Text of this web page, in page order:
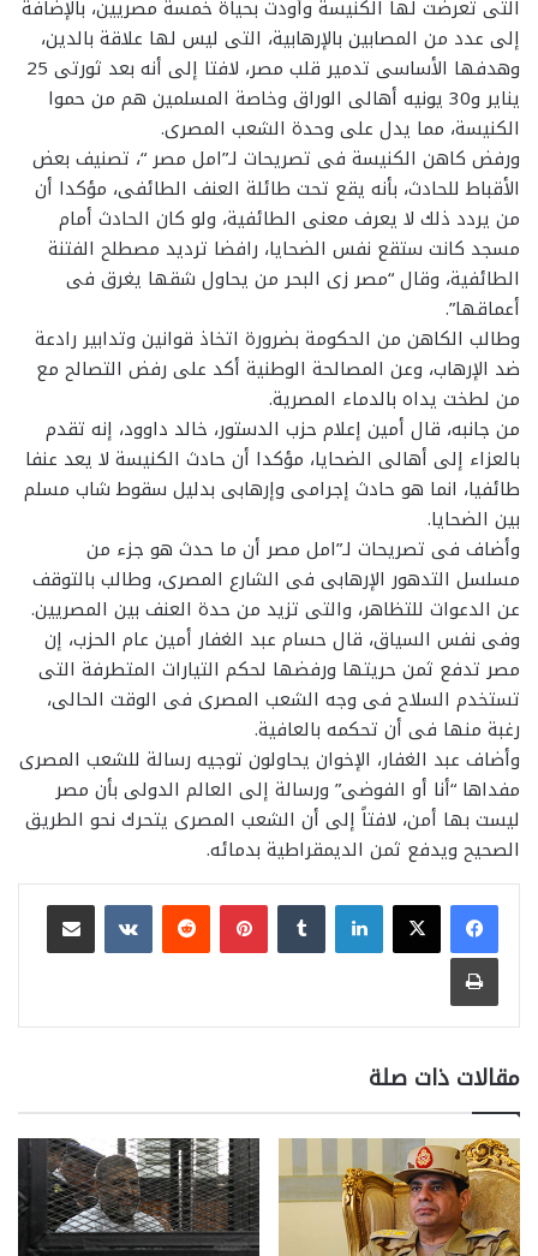
التى تعرضت لها الكنيسة وأودت بحياة خمسة مصريين، بالإضافة
إلى عدد من المصابين بالإرهابية، التى ليس لها علاقة بالدين،
وهدفها الأساسى تدمير قلب مصر، لافتا إلى أنه بعد ثورتى 25
يناير و30 يونيه أهالى الوراق وخاصة المسلمين هم من حموا
الكنيسة، مما يدل على وحدة الشعب المصرى.
ورفض كاهن الكنيسة فى تصريحات لـ”امل مصر “، تصنيف بعض
الأقباط للحادث، بأنه يقع تحت طائلة العنف الطائفى، مؤكدا أن
من يردد ذلك لا يعرف معنى الطائفية، ولو كان الحادث أمام
مسجد كانت ستقع نفس الضحايا، رافضا ترديد مصطلح الفتنة
الطائفية، وقال “مصر زى البحر من يحاول شقها يغرق فى
أعماقها”.
وطالب الكاهن من الحكومة بضرورة اتخاذ قوانين وتدابير رادعة
ضد الإرهاب، وعن المصالحة الوطنية أكد على رفض التصالح مع
من لطخت يداه بالدماء المصرية.
من جانبه، قال أمين إعلام حزب الدستور، خالد داوود، إنه تقدم
بالعزاء إلى أهالى الضحايا، مؤكدا أن حادث الكنيسة لا يعد عنفا
طائفيا، انما هو حادث إجرامى وإرهابى بدليل سقوط شاب مسلم
بين الضحايا.
وأضاف فى تصريحات لـ”امل مصر أن ما حدث هو جزء من
مسلسل التدهور الإرهابى فى الشارع المصرى، وطالب بالتوقف
عن الدعوات للتظاهر، والتى تزيد من حدة العنف بين المصريين.
وفى نفس السياق، قال حسام عبد الغفار أمين عام الحزب، إن
مصر تدفع ثمن حريتها ورفضها لحكم التيارات المتطرفة التى
تستخدم السلاح فى وجه الشعب المصرى فى الوقت الحالى،
رغبة منها فى أن تحكمه بالعافية.
وأضاف عبد الغفار، الإخوان يحاولون توجيه رسالة للشعب المصرى
مفداها “أنا أو الفوضى” ورسالة إلى العالم الدولى بأن مصر
ليست بها أمن، لافتاً إلى أن الشعب المصرى يتحرك نحو الطريق
الصحيح ويدفع ثمن الديمقراطية بدمائه.
لينكدإن بينتيريست
مشاركة عبر البريد
طباعة
مقالات ذات صلة